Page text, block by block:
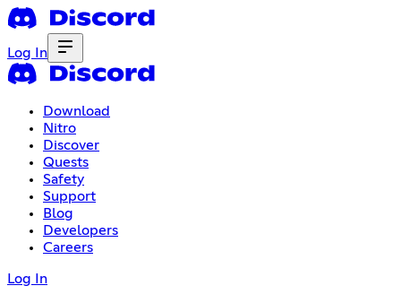
Log In
Download
Nitro
Discover
Quests
Safety
Support
Blog
Developers
Careers
Log In